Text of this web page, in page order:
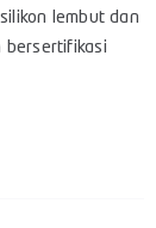
lembut dan
bersertifikasi